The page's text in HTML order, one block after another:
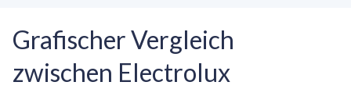
Grafischer Vergleich
zwischen Electrolux